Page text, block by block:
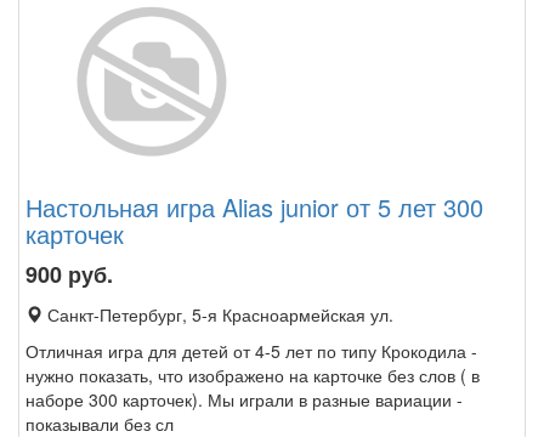
Настольная игра Alias junior от 5 лет 300
карточек
900 руб.
Санкт-Петербург, 5-я Красноармейская ул.
Отличная игра для детей от 4-5 лет по типу Крокодила -
нужно показать, что изображено на карточке без слов ( в
наборе 300 карточек). Мы играли в разные вариации -
показывали без сл